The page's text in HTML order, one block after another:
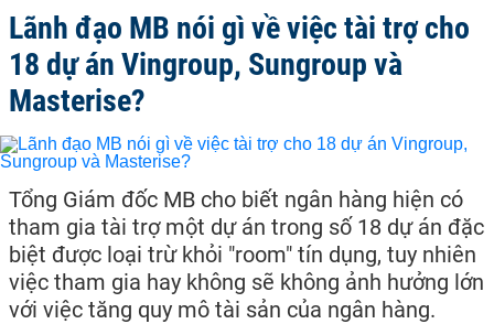
Lãnh đạo MB nói gì về việc tài trợ cho
18 dự án Vingroup, Sungroup và
Masterise?
Tổng Giám đốc MB cho biết ngân hàng hiện có
tham gia tài trợ một dự án trong số 18 dự án đặc
biệt được loại trừ khỏi "room" tín dụng, tuy nhiên
việc tham gia hay không sẽ không ảnh hưởng lớn
với việc tăng quy mô tài sản của ngân hàng.